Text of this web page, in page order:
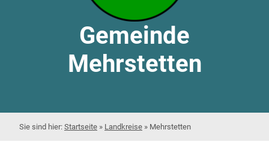
Gemeinde
Mehrstetten
Startseite » Landkreise » Mehrstetten